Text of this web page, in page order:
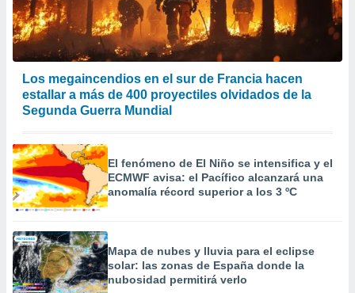
Los megaincendios en el sur de Francia hacen
estallar a más de 400 proyectiles olvidados de la
Segunda Guerra Mundial
El fenómeno de El Niño se intensifica y el
ECMWF avisa: el Pacífico alcanzará una
anomalía récord superior a los 3 ºC
Mapa de nubes y lluvia para el eclipse
solar: las zonas de España donde la
nubosidad permitirá verlo